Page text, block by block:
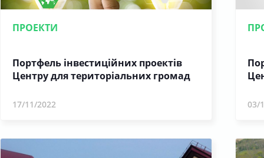
ПРОЕКТИ
Портфель інвестиційних проектів
Центру для територіальних громад
17/11/2022 03/